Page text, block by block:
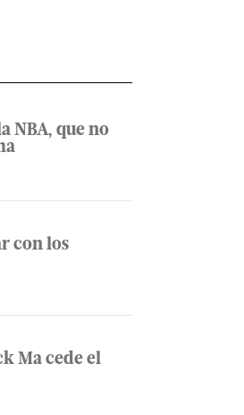
NBA, que no
con los
Ma cede el